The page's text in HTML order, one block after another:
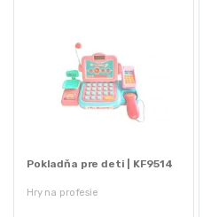
Hry na profesie
Pokladňa pre deti | KF9514